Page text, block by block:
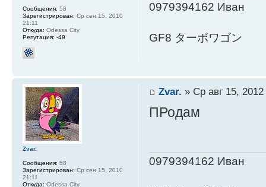
0979394162 Иван
GF8 ターボワゴン
Сообщения: 58
Зарегистрирован: Ср сен 15, 2010
21:11
Откуда: Odessa City
Репутация: -49
Zvar. » Ср авг 15,
ПРодам
0979394162 Иван
Zvar.
Сообщения: 58
Зарегистрирован: Ср сен 15, 2010
21:11
Откуда: Odessa City